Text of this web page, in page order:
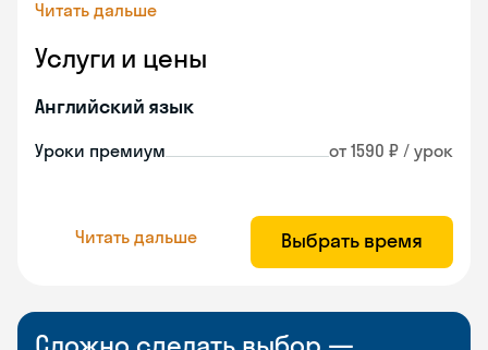
Читать дальше
Услуги и цены
Английский язык
Уроки премиум от 1590 ₽ / урок
Читать дальше Выбрать время